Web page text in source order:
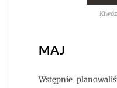
MAJ
Wstępnie